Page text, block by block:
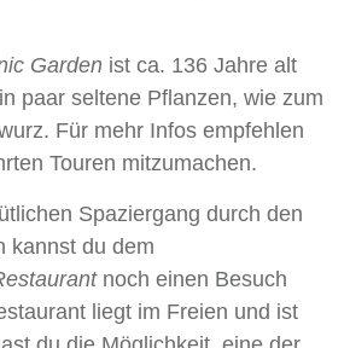
Garden ist ca. 136 Jahre alt
paar seltene Pflanzen, wie zum
Für mehr Infos empfehlen
Touren mitzumachen.
Spaziergang durch den
kannst du dem
noch einen Besuch
liegt im Freien und ist